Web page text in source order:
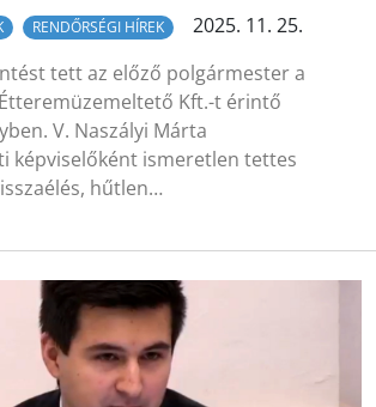
RENDŐRSÉGI HÍREK
2025. 11. 25.
tett az előző polgármester a
Kft.-t érintő
V. Naszályi Márta
képviselőként ismeretlen tettes
hűtlen…